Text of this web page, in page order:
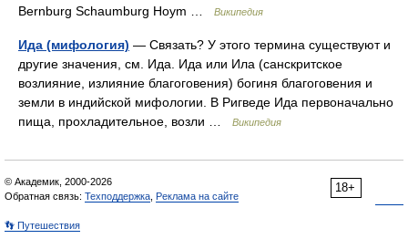
Bernburg Schaumburg Hoym …
Википедия
Ида (мифология) — Связать? У этого термина существуют и
другие значения, см. Ида. Ида или Ила (санскритское
возлияние, излияние благоговения) богиня благоговения и
земли в индийской мифологии. В Ригведе Ида первоначально
пища, прохладительное, возли …
Википедия
18+
© Академик, 2000-2026
Обратная связь: Техподдержка Реклама на сайте
👣 Путешествия